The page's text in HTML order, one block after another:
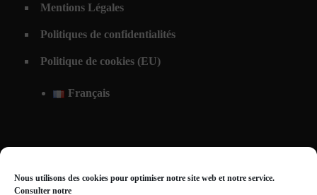
Nous utilisons des cookies pour optimiser notre site web et notre service.
Consulter notre
Mentions Légales
Politiques de confidentialités
Politique de cookies (EU)
Français